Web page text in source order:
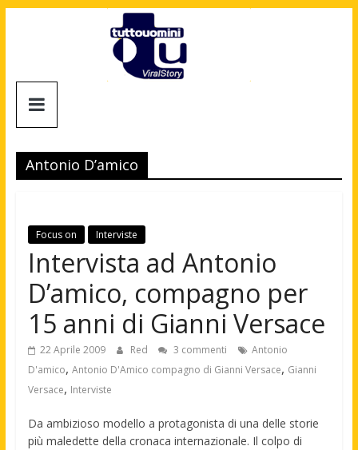
Tuttouomini
Tv,
Cinema,
news
moda
maschile
Antonio D’amico
Focus on Interviste
Intervista ad Antonio
D’amico, compagno per
15 anni di Gianni Versace
22 Aprile 2009 Red 3 commenti
Antonio
D'amico, Antonio D'Amico compagno di Gianni Versace, Gianni
Versace, Interviste
Da ambizioso modello a protagonista di una delle storie
più maledette della cronaca internazionale. Il colpo di